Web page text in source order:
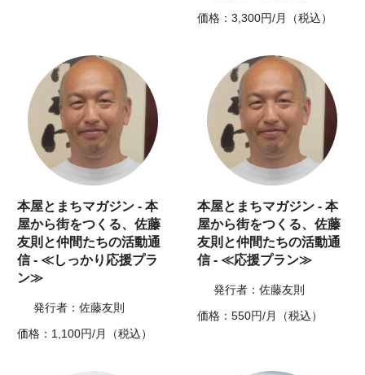
価格：3,300円/月（税込）
本屋とまちマガジン - 本
屋から街をつくる、佐藤
友則と仲間たちの活動通
信 - ≪しっかり応援プラ
ン≫
発行者：佐藤友則
価格：1,100円/月（税込）
本屋とまちマガジン - 本
屋から街をつくる、佐藤
友則と仲間たちの活動通
信 - ≪応援プラン≫
発行者：佐藤友則
価格：550円/月（税込）